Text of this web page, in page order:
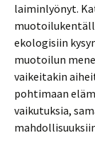
laiminlyönyt.
ekologisiin
muotoilun
vaikeitakin
pohtimaan
vaikutuksia,